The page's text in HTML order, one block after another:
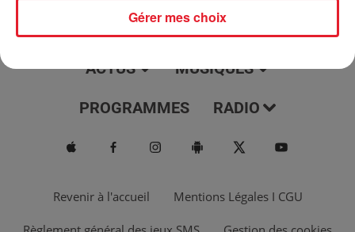
ACTUS MUSIQUES
PROGRAMMES RADIO
Revenir à l'accueil Mentions Légales I CGU
Gérer mes choix